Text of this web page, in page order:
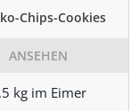
Chips-Cookies
ANSEHEN
kg im Eimer